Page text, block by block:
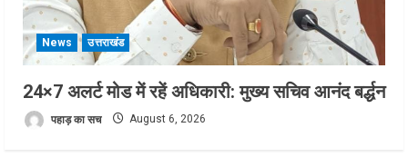
News उत्तराखंड
24×7 अलर्ट मोड में रहें अधिकारी: मुख्य सचिव आनंद बर्द्धन
पहाड़ का सच August 6, 2026